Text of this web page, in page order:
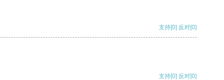
支持[0] 反对[0]
支持[0] 反对[0]